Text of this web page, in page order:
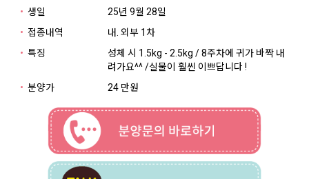
생일
25년 9월 28일
접종내역
내. 외부 1차
특징
성체 시 1.5kg - 2.5kg / 8주차에 귀가 바짝 내
려가요^^ /실물이 훨씬 이쁘답니다 !
분양가
24 만원